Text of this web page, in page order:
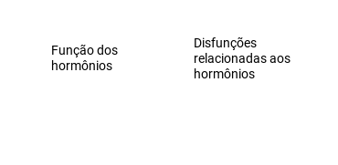
Função dos
hormônios
Disfunções
relacionadas aos
hormônios